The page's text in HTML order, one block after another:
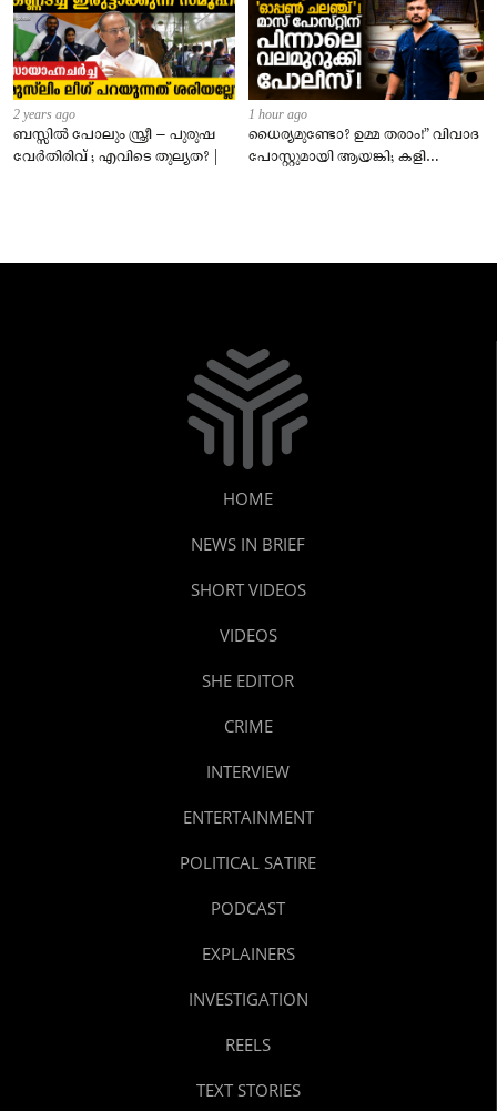
2 years ago
ബസ്സിൽ പോലും സ്ത്രീ – പുരുഷ
വേർതിരിവ് ; എവിടെ തുല്യത? |
1 hour ago
ധൈര്യമുണ്ടോ? ഉമ്മ തരാം!” വിവാദ
പോസ്റ്റുമായി ആയങ്കി; കളി
HOME
NEWS IN BRIEF
SHORT VIDEOS
VIDEOS
SHE EDITOR
CRIME
INTERVIEW
ENTERTAINMENT
POLITICAL SATIRE
PODCAST
EXPLAINERS
INVESTIGATION
REELS
TEXT STORIES